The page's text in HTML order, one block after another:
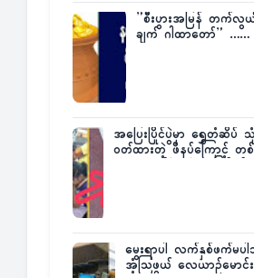
”စီးပွားအမြန် တက်လွ
ချက် ဂါထာတော်” ……
အပြေးပြိုင်ပွဲမှာ ရွှေတံဆိပ်
ဝတ်ထားတဲ့ ဖိနပ်ကြောင့် တ
မွေးရာပါ လက်နှစ်ဖက်မပ
အံ့သြဖွယ် လေယာဉ်မောင်